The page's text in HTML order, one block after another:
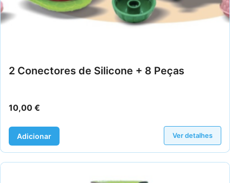
2 Conectores de Silicone + 8 Peças
10,00 €
Adicionar Ver detalhes